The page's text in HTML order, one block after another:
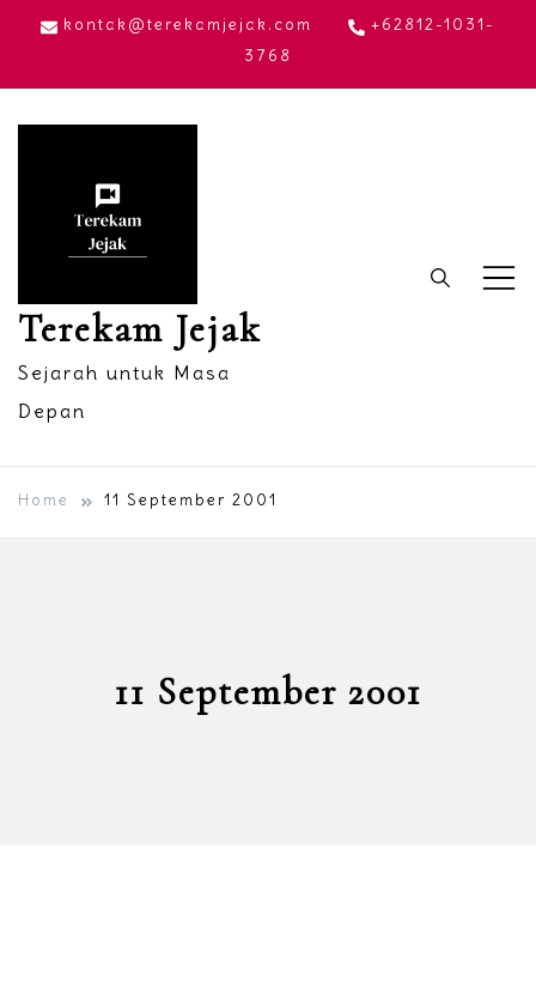
Skip
content
kontak@terekamjejak.com
+62812-1031-
3768
Terekam Jejak
Sejarah untuk Masa
Depan
Home 11 September 2001
11 September 2001